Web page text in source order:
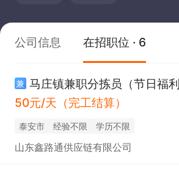
公司信息 在招职位 · 6
兼 马庄镇兼职分拣员（节日福
50元/天（完工结算）
泰安市 经验不限 学历不限
山东鑫路通供应链有限公司